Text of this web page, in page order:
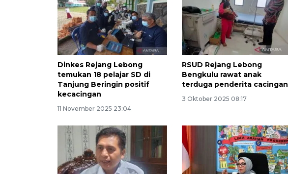
Dinkes Rejang Lebong
temukan 18 pelajar SD di
Tanjung Beringin positif
kecacingan
11 November 2025 23:04
RSUD Rejang Lebong
Bengkulu rawat anak
terduga penderita cacingan
3 Oktober 2025 08:17